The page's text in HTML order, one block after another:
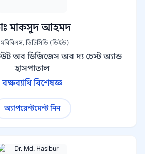
মাকসুদ আহমদ
ডিটিসিডি (ডিইউ)
অব ডিজিজেস অব দ্য চেস্ট অ্যান্ড
হাসপাতাল
বক্ষব্যাধি বিশেষজ্ঞ
অ্যাপয়েন্টমেন্ট নিন